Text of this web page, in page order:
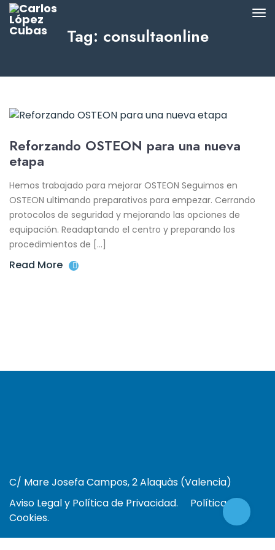
Tag: consultaonline
Reforzando OSTEON para una nueva
etapa
Hemos trabajado para mejorar OSTEON Seguimos en
OSTEON ultimando preparativos para empezar. Cerrando
protocolos de seguridad y mejorando las opciones de
equipación. Readaptando el centro y preparando los
procedimientos de […]
Read More
C/ Mare Josefa Campos, 2 Alaquàs (Valencia)
Aviso Legal y Política de Privacidad.
Política de
Cookies.